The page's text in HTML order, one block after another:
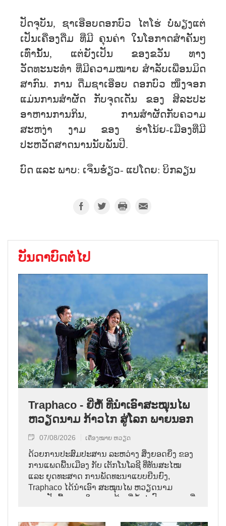
ປັດຈຸບັນ, ຊາເອືອບດອກບົວ ໄຕໂຮ່ ບໍ່ພຽງແຕ່
ເປັນເຄື່ອງດື່ມ ທີ່ມີ ຄຸນຄ່າ ໃນໂອກາດສຳຄັນໆ
ເທົ່ານັ້ນ, ແຕ່ຍັງເປັນ ຂອງຂວັນ ທາງ
ວັດທະນະທຳ ທີ່ມີຄວາມໝາຍ ສຳລັບເພື່ອນມິດ
ສາກົນ. ການ ດື່ມຊາເອືອບ ດອກບົວ ໜຶ່ງຈອກ
ແມ່ນການສຳຜັດ ກັບຈຸດເດັ່ນ ຂອງ ສິລະປະ
ອາຫານການກິນ, ການສຳຜັດກັບຄວາມ
ສະຫງ່າ ງາມ ຂອງ ຮ່າໂນ້ຍ-ເມືອງທີ່ມີ
ປະຫວັດສາດນານນັບພັນປີ.
ບົດ ແລະ ພາບ: ເຈິ່ນຮ໋ຽວ- ແປໂດຍ: ບິກລຽນ
ບັນດາບົດຕໍ່ໄປ
Traphaco - ຍີ່ຫໍ້ ທີ່ນຳເອົາສະໝຸນໄພ
ຫວຽດນາມ ກ້າວໄກ ສູ່ໂລກ ພາຍນອກ
07/08/2026 ເຄື່ອງໝາຍ ຫວຽດ
ດ້ວຍການປະສົມປະສານ ລະຫວ່າງ ສິ່ງຍອດຍິ່ງ ຂອງ
ການແພດພື້ນເມືອງ ກັບ ເຕັກໂນໂລຊີ ທີ່ທັນສະໄໝ
ແລະ ຍຸດທະສາດ ການພັດທະນາແບບຍືນຍົງ,
Traphaco ໄດ້ນຳເອົາ ສະໝຸນໄພ ຫວຽດນາມ
ກາຍເປັນພື້ນຖານ ໃນການ ສ້າງຍີ່ຫໍ້ ຢາປົວພະຍາດ ທີ່
ຕະຫຼາດສາກົນ.